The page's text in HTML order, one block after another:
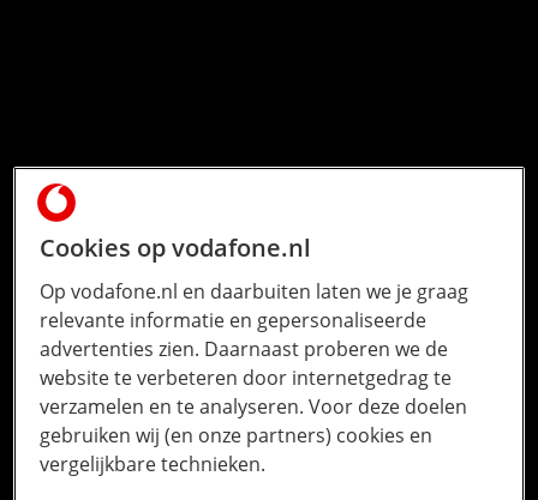
Cookies op vodafone.nl
Op vodafone.nl en daarbuiten laten we je graag
relevante informatie en gepersonaliseerde
advertenties zien. Daarnaast proberen we de
website te verbeteren door internetgedrag te
verzamelen en te analyseren. Voor deze doelen
gebruiken wij (en onze partners) cookies en
vergelijkbare technieken.